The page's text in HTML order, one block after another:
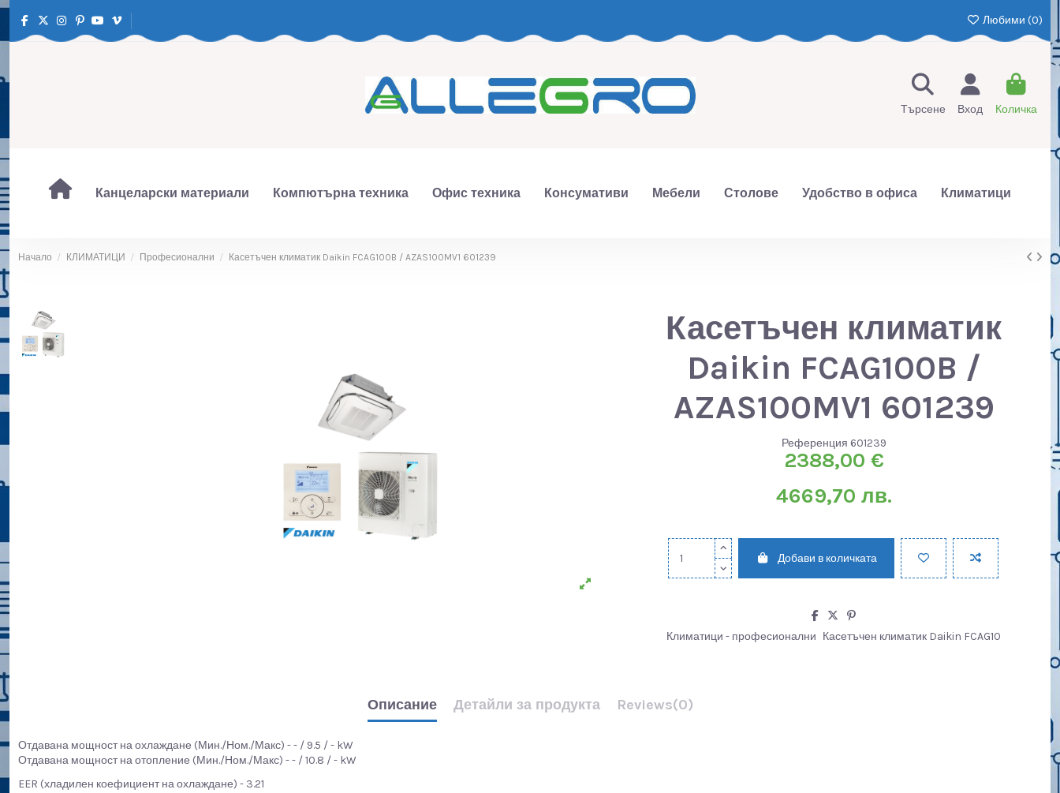
Любими (0)
Търсене Вход Количка
Канцеларски материали Компютърна техника Офис техника Консумативи Мебели Столове Удобство в офиса Климатици
Начало КЛИМАТИЦИ Професионални Касетъчен климатик Daikin FCAG100B / AZAS100MV1 601239
Касетъчен климатик
Daikin FCAG100B /
AZAS100MV1 601239
Референция 601239
2388,00 €
4669,70 лв.
Добави в количката
Климатици - професионални Касетъчен климатик Daikin FCAG10
Описание Детайли за продукта Reviews(0)
Отдавана мощност на охлаждане (Мин./Ном./Макс) - - / 9.5 / - kW
Отдавана мощност на отопление (Мин./Ном./Макс) - - / 10.8 / - kW
EER (хладилен коефициент на охлаждане) - 3.21